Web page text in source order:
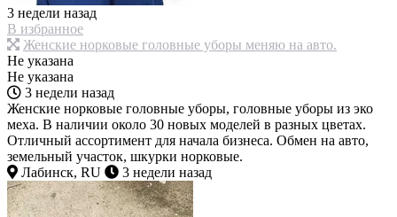
3 недели назад
В избранное
Женские норковые головные уборы меняю на авто.
Не указана
Не указана
3 недели назад
Женские норковые головные уборы, головные уборы из эко
меха. В наличии около 30 новых моделей в разных цветах.
Отличный ассортимент для начала бизнеса. Обмен на авто,
земельный участок, шкурки норковые.
Лабинск, RU
3 недели назад